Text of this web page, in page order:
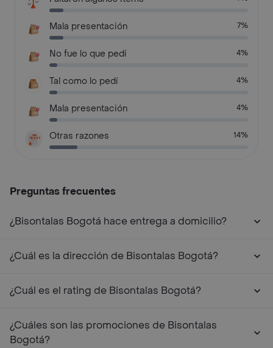
Mala presentación 7%
No fue lo que pedí 4%
Tal como lo pedí 4%
Mala presentación 4%
Otras razones 14%
Preguntas frecuentes
¿Bisontalas Bogotá hace entrega a domicilio?
¿Cuál es la dirección de Bisontalas Bogotá?
¿Cuál es el rating de Bisontalas Bogotá?
¿Cuáles son las promociones de Bisontalas
Bogotá?